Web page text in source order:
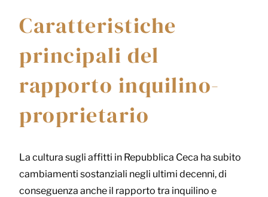
Caratteristiche
principali del
rapporto inquilino-
proprietario
La cultura sugli affitti in Repubblica Ceca ha subito
cambiamenti sostanziali negli ultimi decenni, di
conseguenza anche il rapporto tra inquilino e